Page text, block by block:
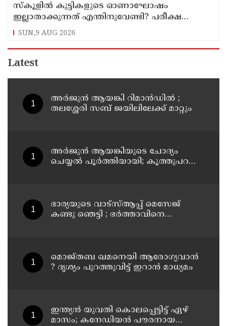
സ്‌കൂളില്‍ കുട്ടികളുടെ ഓണാഘോഷം
ഇല്ലാതാക്കുന്നത് എന്തിനുവേണ്ടി? പരീക്ഷ
ഷെഡ്യൂള്‍ മാറ്റിയത് തിരുത്തുമോ?
SUN,9 AUG 2026
Latest
അര്‍ജുന്‍ ആയങ്കി റിമാന്‍ഡില്‍ ;
തലശ്ശേരി സബ് ജയിലിലേക്ക് മാറ്റും
അര്‍ജുന്‍ ആയങ്കിയുടെ ചോദ്യം
ചെയ്യല്‍ പൂര്‍ത്തിയായി; കൂത്തുപറമ്പ്
ഭാര്യയുടെ വാട്സ്ആപ്പ് മെസേജ്
കണ്ടു ഞെട്ടി ; ഭര്‍ത്താവിനെ
യുവതിയും സുഹൃത്തും ഒളിവില്‍
മൊജ്തബ ഖമനെയി ആരോഗ്യവാന്‍
? ദൃശ്യം പുറത്തുവിട്ട് ഇറാന്‍ മാധ്യമം
ഇന്ത്യന്‍ യുവതി കൊലപ്പെട്ടിട്ട് ഏഴ്
മാസം; കനേഡിയന്‍ പൗരനായ